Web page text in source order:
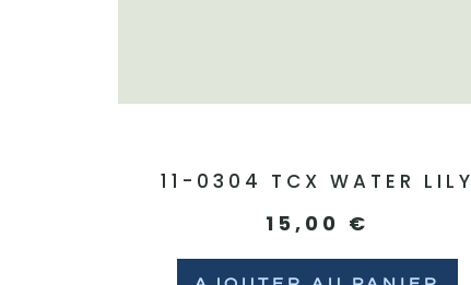
11-0304 TCX WATER LILY
15,00 €